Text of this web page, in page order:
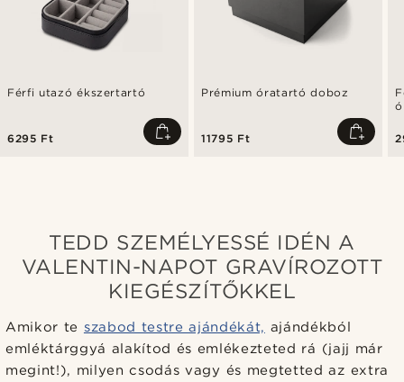
Férfi utazó ékszertartó
6295 Ft
Prémium óratartó doboz
11795 Ft
TEDD SZEMÉLYESSÉ IDÉN A
VALENTIN-NAPOT GRAVÍROZOTT
KIEGÉSZÍTŐKKEL
Amikor te szabod testre ajándékát, ajándékból
emléktárggyá alakítod és emlékezteted rá (jajj már
megint!), milyen csodás vagy és megtetted az extra